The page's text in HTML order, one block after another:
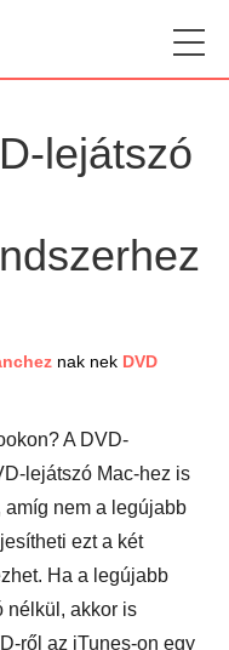
lejátszó
nak nek DVD
A DVD-
lejátszó Mac-hez is
nem a legújabb
ezt a két
Ha a legújabb
nélkül, akkor is
ről az iTunes-on egy